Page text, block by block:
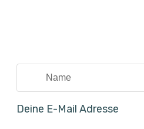
Deine E-Mail Adresse